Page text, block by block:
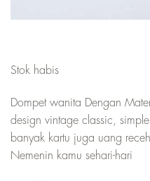
Stok habis
Dompet wanita Dengan
design vintage classic,
banyak kartu juga uang
Nemenin kamu sehari-hari